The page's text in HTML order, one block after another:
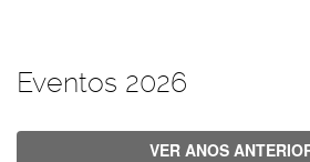
Eventos 2026
VER ANOS